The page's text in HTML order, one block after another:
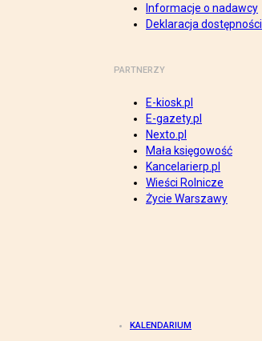
Informacje o nadawcy
Deklaracja dostępności
PARTNERZY
E-kiosk.pl
E-gazety.pl
Nexto.pl
Mała księgowość
Kancelarierp.pl
Wieści Rolnicze
Życie Warszawy
KALENDARIUM